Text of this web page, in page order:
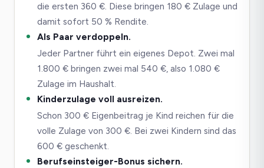
die ersten 360 €. Diese bringen 180 € Zulage und
damit sofort 50 % Rendite.
Als Paar verdoppeln.
Jeder Partner führt ein eigenes Depot. Zwei mal
1.800 € bringen zwei mal 540 €, also 1.080 €
Zulage im Haushalt.
Kinderzulage voll ausreizen.
Schon 300 € Eigenbeitrag je Kind reichen für die
volle Zulage von 300 €. Bei zwei Kindern sind das
600 € geschenkt.
Berufseinsteiger-Bonus sichern.